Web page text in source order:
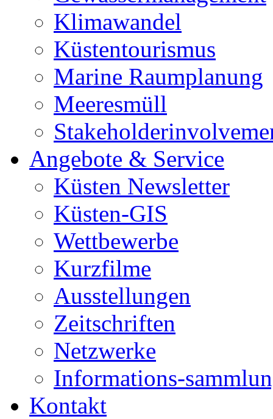
Klimawandel
Küstentourismus
Marine Raumplanung
Meeresmüll
Angebote & Service
Küsten Newsletter
Küsten-GIS
Wettbewerbe
Kurzfilme
Ausstellungen
Zeitschriften
Netzwerke
Informations-
Kontakt